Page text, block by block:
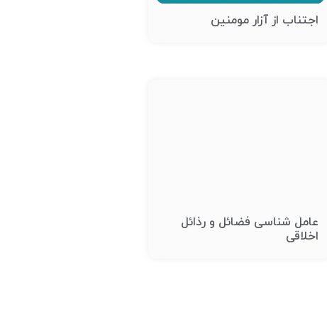
اجتناب از آزار مومنین
عامل شناسی فضائل و رذائل
اخلاقی